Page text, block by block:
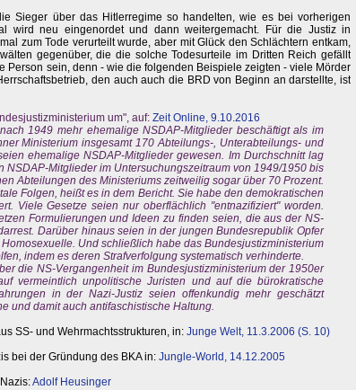
Sieger über das Hitlerregime so handelten, wie es bei vorherigen
wird neu eingenordet und dann weitergemacht. Für die Justiz in
zum Tode verurteilt wurde, aber mit Glück den Schlächtern entkam,
gegenüber, die die solche Todesurteile im Dritten Reich gefällt
Person sein, denn - wie die folgenden Beispiele zeigten - viele Mörder
den auch auch die BRD von Beginn an darstellte, ist
um", auf: Zeit Online, 9.10.2016
1949 mehr ehemalige NSDAP-Mitglieder beschäftigt als im
Ministerium insgesamt 170 Abteilungs-, Unterabteilungs- und
ehemalige NSDAP-Mitglieder gewesen. Im Durchschnitt lag
NSDAP-Mitglieder im Untersuchungszeitraum von 1949/1950 bis
Abteilungen des Ministeriums zeitweilig sogar über 70 Prozent.
Folgen, heißt es in dem Bericht. Sie habe den demokratischen
Viele Gesetze seien nur oberflächlich "entnazifiziert" worden.
Formulierungen und Ideen zu finden seien, die aus der NS-
Darüber hinaus seien in der jungen Bundesrepublik Opfer
Und schließlich habe das Bundesjustizministerium
indem es deren Strafverfolgung systematisch verhinderte.
die NS-Vergangenheit im Bundesjustizministerium der 1950er
vermeintlich unpolitische Juristen und auf die bürokratische
in der Nazi-Justiz seien offenkundig mehr geschätzt
und damit auch antifaschistische Haltung.
SS- und Wehrmachtsstrukturen, in: Junge Welt, 11.3.2006 (S. 10)
bei der Gründung des BKA in: Jungle-World, 14.12.2005
Adolf Heusinger